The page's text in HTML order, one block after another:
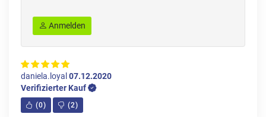
Anmelden
daniela.loyal 07.12.2020
Verifizierter Kauf
(0) (2)